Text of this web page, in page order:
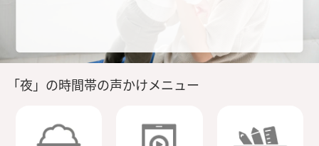
「夜」の時間帯の声かけメニュー